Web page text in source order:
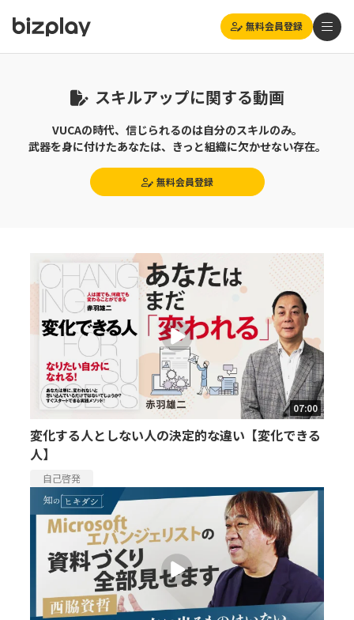
無料会員登録
スキルアップに関する動画
VUCAの時代、信じられるのは自分のスキルのみ。
武器を身に付けたあなたは、きっと組織に欠かせない存在。
無料会員登録
07:00
変化する人としない人の決定的な違い【変化できる
人】
自己啓発